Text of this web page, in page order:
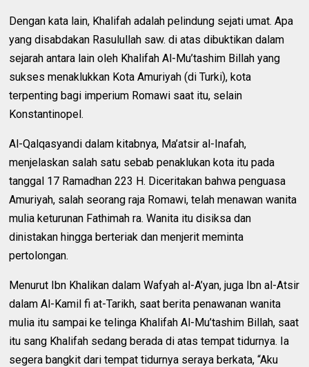
Dengan kata lain, Khalifah adalah pelindung sejati umat. Apa
yang disabdakan Rasulullah saw. di atas dibuktikan dalam
sejarah antara lain oleh Khalifah Al-Mu’tashim Billah yang
sukses menaklukkan Kota Amuriyah (di Turki), kota
terpenting bagi imperium Romawi saat itu, selain
Konstantinopel.
Al-Qalqasyandi dalam kitabnya, Ma’atsir al-Inafah,
menjelaskan salah satu sebab penaklukan kota itu pada
tanggal 17 Ramadhan 223 H. Diceritakan bahwa penguasa
Amuriyah, salah seorang raja Romawi, telah menawan wanita
mulia keturunan Fathimah ra. Wanita itu disiksa dan
dinistakan hingga berteriak dan menjerit meminta
pertolongan.
Menurut Ibn Khalikan dalam Wafyah al-A’yan, juga Ibn al-Atsir
dalam Al-Kamil fi at-Tarikh, saat berita penawanan wanita
mulia itu sampai ke telinga Khalifah Al-Mu’tashim Billah, saat
itu sang Khalifah sedang berada di atas tempat tidurnya. Ia
segera bangkit dari tempat tidurnya seraya berkata, “Aku